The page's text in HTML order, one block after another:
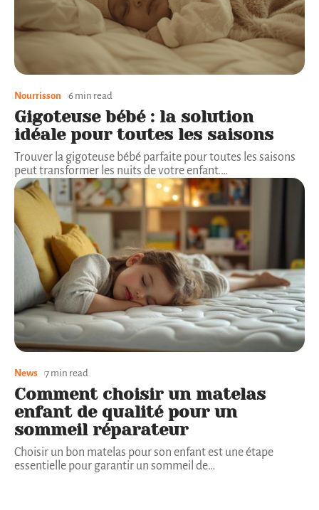
Nourrisson 6 min read
Gigoteuse bébé : la solution
idéale pour toutes les saisons
Trouver la gigoteuse bébé parfaite pour toutes les saisons
peut transformer les nuits de votre enfant.…
News 7 min read
Comment choisir un matelas
enfant de qualité pour un
sommeil réparateur
Choisir un bon matelas pour son enfant est une étape
essentielle pour garantir un sommeil de…